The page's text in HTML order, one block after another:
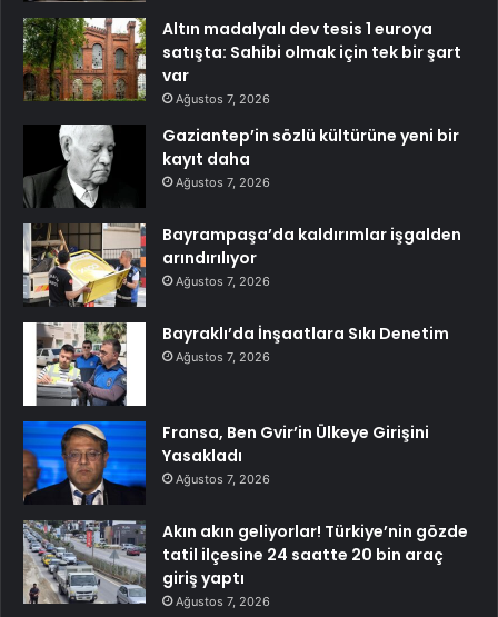
Altın madalyalı dev tesis 1 euroya
satışta: Sahibi olmak için tek bir şart
var
Ağustos 7, 2026
Gaziantep’in sözlü kültürüne yeni bir
kayıt daha
Ağustos 7, 2026
Bayrampaşa’da kaldırımlar işgalden
arındırılıyor
Ağustos 7, 2026
Bayraklı’da İnşaatlara Sıkı Denetim
Ağustos 7, 2026
Fransa, Ben Gvir’in Ülkeye Girişini
Yasakladı
Ağustos 7, 2026
Akın akın geliyorlar! Türkiye’nin gözde
tatil ilçesine 24 saatte 20 bin araç
giriş yaptı
Ağustos 7, 2026